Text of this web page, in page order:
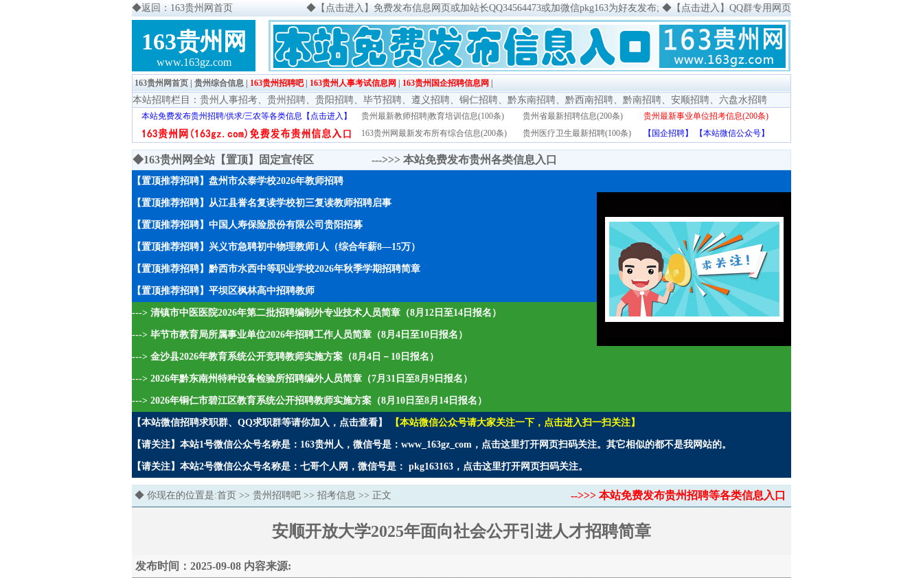
◆返回：163贵州网首页 ◆ 【点击进入】免费发布信息网页或加站长QQ34564473或加微信pkg163为好友发布; ◆ 【点击进入】QQ群专用网页
163贵州网
www.163gz.com
163贵州网首页 贵州综合信息 163贵州招聘吧| 163贵州人事考试信息网 163贵州国企招聘信息网
本站招聘栏目： 贵州人事招考、 贵州招聘、 贵阳招聘、 毕节招聘、 遵义招聘、 铜仁招聘、 黔东南招聘、 黔西南招聘、 黔南招聘、 安顺招聘、 六盘水招聘
本站免费发布贵州招聘/供求/三农等各类信息【点击进入】 贵州最新教师招聘|教育培训信息(100条) 贵州省最新招聘信息(200条)
贵州最新事业单位招考信息(200条)
163贵州网最新发布所有综合信息(200条)
贵州医疗卫生最新招聘(100条) 【国企招聘】 【本站微信公众号】
◆163贵州网全站【置顶】固定宣传区 --->>> 本站免费发布贵州各类信息入口
【置顶推荐招聘】盘州市众泰学校2026年教师招聘
【置顶推荐招聘】从江县誉名复读学校初三复读教师招聘启事
【置顶推荐招聘】中国人寿保险股份有限公司贵阳招募
【置顶推荐招聘】兴义市急聘初中物理教师1人（综合年薪8—15万）
【置顶推荐招聘】黔西市水西中等职业学校2026年秋季学期招聘简章
【置顶推荐招聘】平坝区枫林高中招聘教师
---> 清镇市中医医院2026年第二批招聘编制外专业技术人员简章（8月12日至14日报名）
---> 毕节市教育局所属事业单位2026年招聘工作人员简章（8月4日至10日报名）
---> 金沙县2026年教育系统公开竞聘教师实施方案（8月4日－10日报名）
---> 2026年黔东南州特种设备检验所招聘编外人员简章（7月31日至8月9日报名）
---> 2026年铜仁市碧江区教育系统公开招聘教师实施方案（8月10日至8月14日报名）
【本站微信招聘求职群、QQ求职群等请你加入，点击查看】 【本站微信公众号请大家关注一下，点击进入扫一扫关注】
【请关注】本站1号微信公众号名称是：163贵州人，微信号是：www_163gz_com，点击这里打开网页扫码关注。其它相似的都不是我网站的。
【请关注】本站2号微信公众号名称是：七哥个人网，微信号是： pkg163163，点击这里打开网页扫码关注。
◆ 你现在的位置是:首页 >> 贵州招聘吧 >> 招考信息 >> 正文 -->>> 本站免费发布贵州招聘等各类信息入口
安顺开放大学2025年面向社会公开引进人才招聘简章
发布时间：2025-09-08 内容来源: